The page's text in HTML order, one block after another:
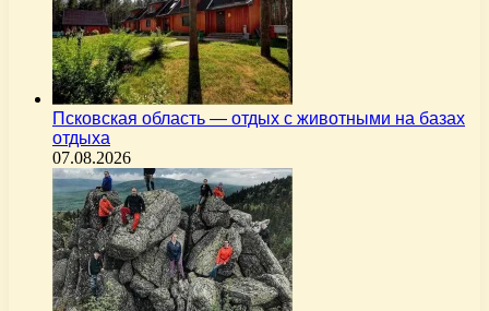
Псковская область — отдых с животными на базах
отдыха
07.08.2026